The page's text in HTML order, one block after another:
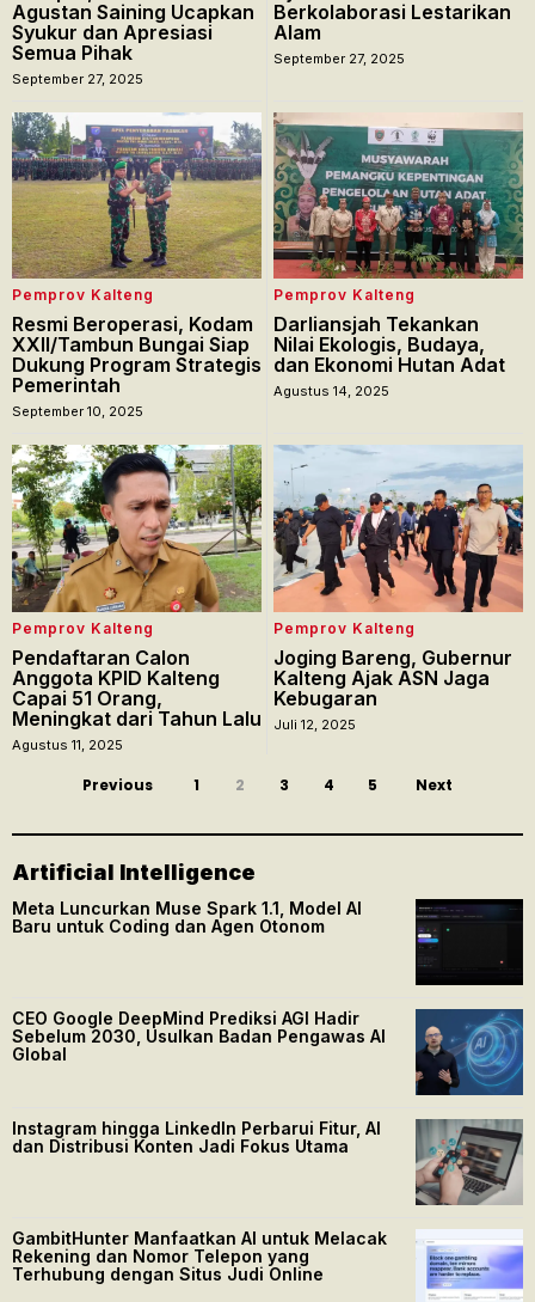
Agustan Saining Ucapkan
Syukur dan Apresiasi
Semua Pihak
September 27, 2025
Berkolaborasi Lestarikan
Alam
September 27, 2025
Pemprov Kalteng
Resmi Beroperasi, Kodam
XXII/Tambun Bungai Siap
Dukung Program Strategis
Pemerintah
September 10, 2025
Pemprov Kalteng
Darliansjah Tekankan
Nilai Ekologis, Budaya,
dan Ekonomi Hutan Adat
Agustus 14, 2025
Pemprov Kalteng
Pendaftaran Calon
Anggota KPID Kalteng
Capai 51 Orang,
Meningkat dari Tahun Lalu
Agustus 11, 2025
Pemprov Kalteng
Joging Bareng, Gubernur
Kalteng Ajak ASN Jaga
Kebugaran
Juli 12, 2025
Previous 1 2 3 4 5 Next
Artificial Intelligence
Meta Luncurkan Muse Spark 1.1, Model AI
Baru untuk Coding dan Agen Otonom
CEO Google DeepMind Prediksi AGI Hadir
Sebelum 2030, Usulkan Badan Pengawas AI
Global
Instagram hingga LinkedIn Perbarui Fitur, AI
dan Distribusi Konten Jadi Fokus Utama
GambitHunter Manfaatkan AI untuk Melacak
Rekening dan Nomor Telepon yang
Terhubung dengan Situs Judi Online